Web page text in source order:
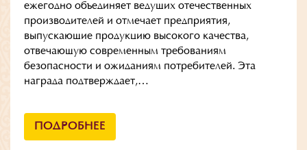
ежегодно объединяет ведущих отечественных
производителей и отмечает предприятия,
выпускающие продукцию высокого качества,
отвечающую современным требованиям
безопасности и ожиданиям потребителей. Эта
награда подтверждает,…
ПОДРОБНЕЕ